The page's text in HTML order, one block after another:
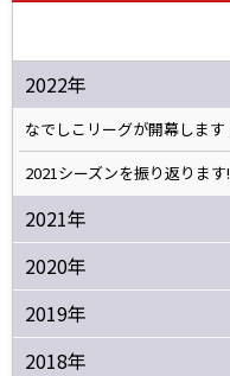
2022年
なでしこリーグが開幕します
2021シーズンを振り返ります!
2021年
2020年
2019年
2018年